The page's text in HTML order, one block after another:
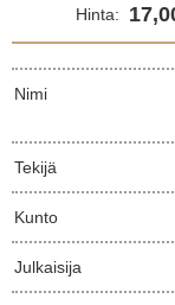
Hinta:
Nimi
Tekijä
Kunto
Julkaisija